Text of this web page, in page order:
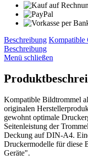
Beschreibung Kompatible
Beschreibung
Menü schließen
Kompatible Bildtrommel
originalen
gewohnt optimale
Seitenleistung der
Deckung auf DIN-A4.
Druckermodelle für diese
Geräte".